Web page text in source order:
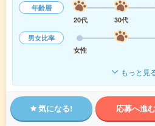
年齢層
20代
30代
男女比率
女性
もっと見
気になる! 応募へ進む